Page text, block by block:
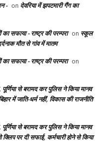
- on देवरिया में झपटमारी गैंग का
सफाया - राष्ट्र की परम्परा on स्कूल
मौत से गांव में मातम
सफाया - राष्ट्र की परम्परा on
से बरामद कर पुलिस ने किया मानव
में जाति-धर्म नहीं, विकास की राजनीति
से बरामद कर पुलिस ने किया मानव
पर दी सफाई, कर्मचारी होने से किया